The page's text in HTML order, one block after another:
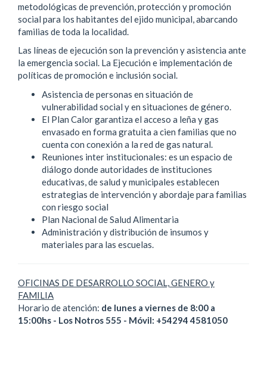
metodológicas de prevención, protección y promoción
social para los habitantes del ejido municipal, abarcando
familias de toda la localidad.
Las líneas de ejecución son la prevención y asistencia ante
la emergencia social. La Ejecución e implementación de
políticas de promoción e inclusión social.
Asistencia de personas en situación de
vulnerabilidad social y en situaciones de género.
El Plan Calor garantiza el acceso a leña y gas
envasado en forma gratuita a cien familias que no
cuenta con conexión a la red de gas natural.
Reuniones inter institucionales: es un espacio de
diálogo donde autoridades de instituciones
educativas, de salud y municipales establecen
estrategias de intervención y abordaje para familias
con riesgo social
Plan Nacional de Salud Alimentaria
Administración y distribución de insumos y
materiales para las escuelas.
OFICINAS DE DESARROLLO SOCIAL, GENERO y
FAMILIA
Horario de atención: de lunes a viernes de 8:00 a
15:00hs - Los Notros 555 - Móvil: +54294 4581050